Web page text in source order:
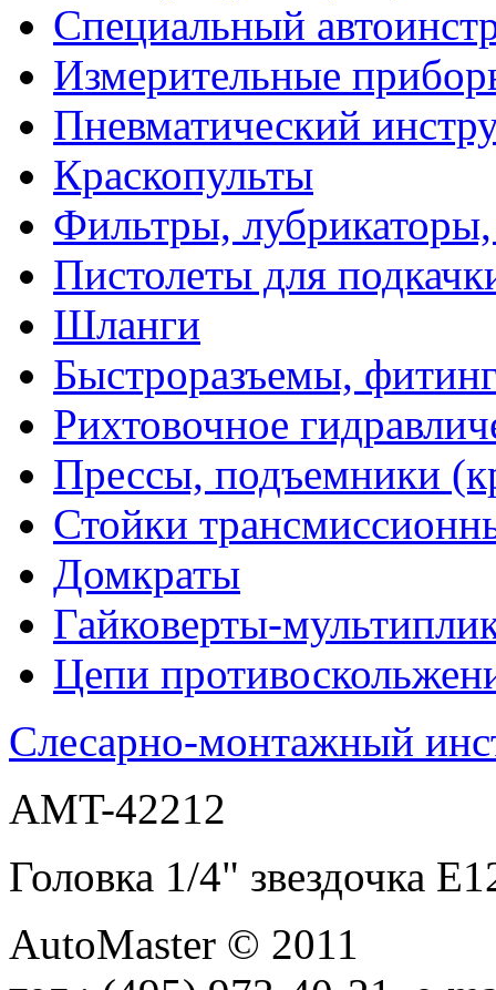
Специальный
Измерительные
Пневматический
Краскопульты
Фильтры,
Пистолеты для
Шланги
Быстроразъемы,
Рихтовочное
Прессы, подъемники
Стойки
Домкраты
Гайковерты-
Цепи
Слесарно-монтажный
AMT-42212
Головка 1/4" звездочка
AutoMaster © 2011